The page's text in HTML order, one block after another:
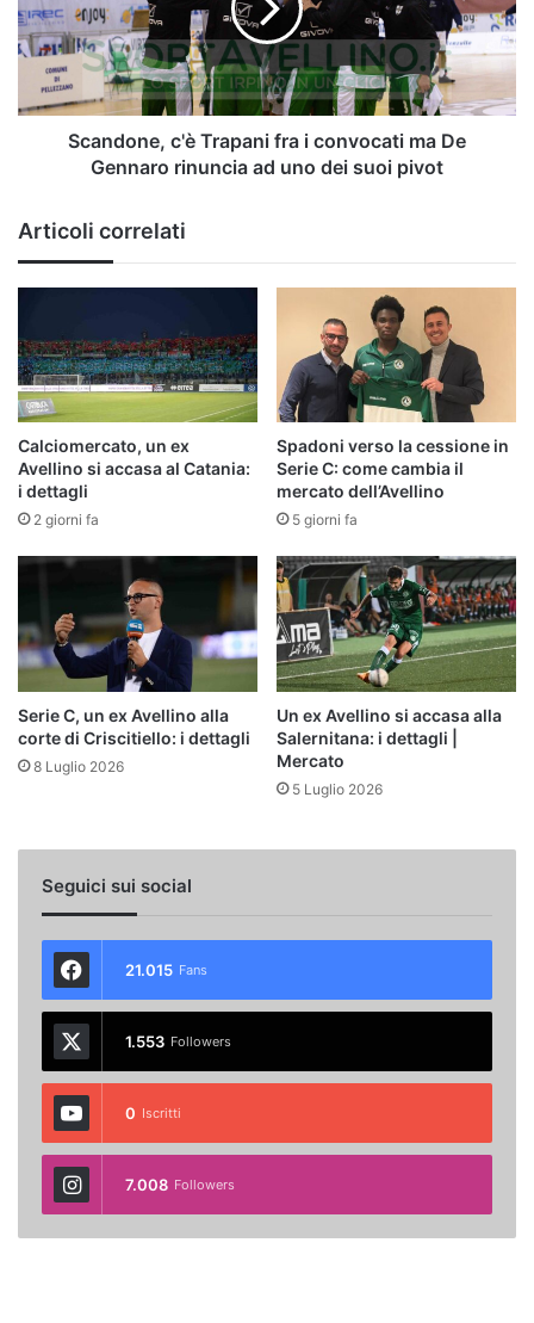
i
convocati
ma
Gennaro
rinuncia
suoi
pivot
Scandone, c'è Trapani fra i convocati ma De
Gennaro rinuncia ad uno dei suoi pivot
Articoli correlati
Calciomercato, un ex
Avellino si accasa al Catania:
i dettagli
2 giorni fa
Spadoni verso la cessione in
Serie C: come cambia il
mercato dell’Avellino
5 giorni fa
Serie C, un ex Avellino alla
corte di Criscitiello: i dettagli
8 Luglio 2026
Un ex Avellino si accasa alla
Salernitana: i dettagli |
Mercato
5 Luglio 2026
Seguici sui social
21.015 Fans
1.553 Followers
0 Iscritti
7.008 Followers